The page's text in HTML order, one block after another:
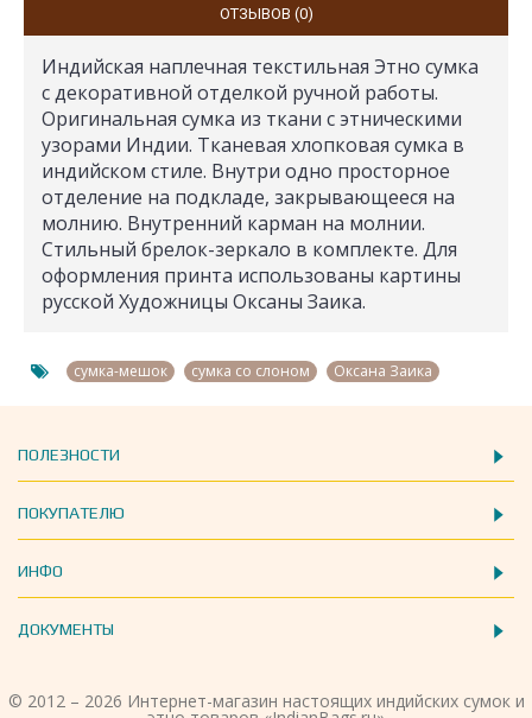
ОТЗЫВОВ (0)
Индийская наплечная текстильная Этно сумка
с декоративной отделкой ручной работы.
Оригинальная сумка из ткани с этническими
узорами Индии. Тканевая хлопковая сумка в
индийском стиле. Внутри одно просторное
отделение на подкладе, закрывающееся на
молнию. Внутренний карман на молнии.
Стильный брелок-зеркало в комплекте. Для
оформления принта использованы картины
русской Художницы Оксаны Заика.
сумка-мешок сумка со слоном Оксана Заика
ПОЛЕЗНОСТИ
ПОКУПАТЕЛЮ
ИНФО
ДОКУМЕНТЫ
© 2012 – 2026 Интернет-магазин настоящих индийских сумок и